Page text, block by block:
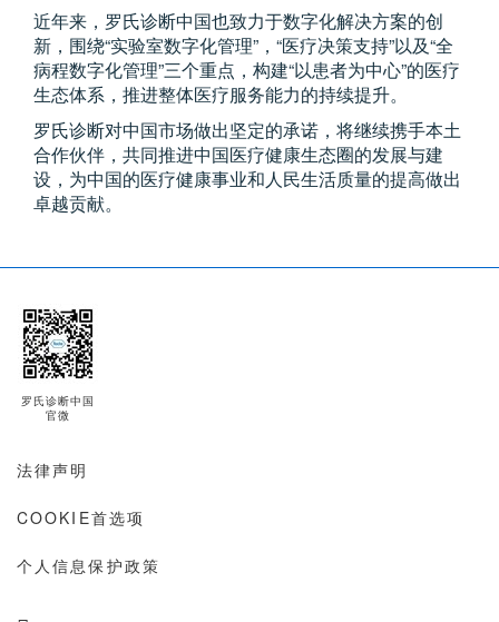
近年来，罗氏诊断中国也致力于数字化解决方案的创
新，围绕“实验室数字化管理”，“医疗决策支持”以及“全
病程数字化管理”三个重点，构建“以患者为中心”的医疗
生态体系，推进整体医疗服务能力的持续提升。
罗氏诊断对中国市场做出坚定的承诺，将继续携手本土
合作伙伴，共同推进中国医疗健康生态圈的发展与建
设，为中国的医疗健康事业和人民生活质量的提高做出
卓越贡献。
罗氏诊断中国
官微
法律声明
COOKIE首选项
个人信息保护政策